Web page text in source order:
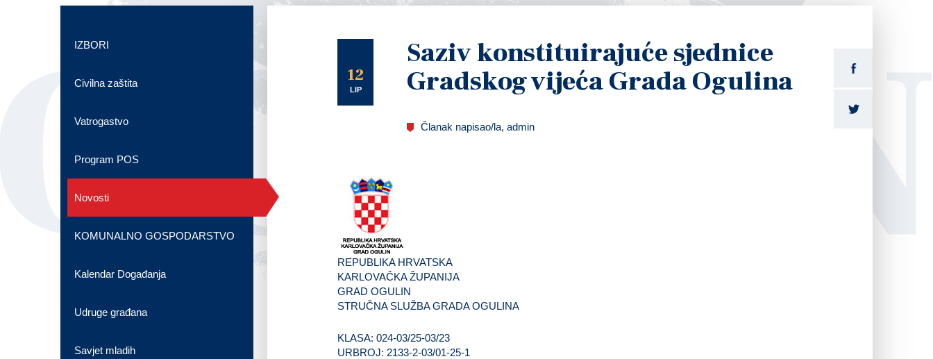
12
LIP
Saziv konstituirajuće sjednice
Gradskog vijeća Grada Ogulina
Članak napisao/la, admin
REPUBLIKA HRVATSKA
KARLOVAČKA ŽUPANIJA
GRAD OGULIN
STRUČNA SLUŽBA GRADA OGULINA
KLASA: 024-03/25-03/23
URBROJ: 2133-2-03/01-25-1
IZBORI
Civilna zaštita
Vatrogastvo
Program POS
Novosti
KOMUNALNO GOSPODARSTVO
Kalendar Događanja
Udruge građana
Savjet mladih